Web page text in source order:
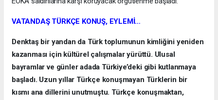
VATANDAŞ TÜRKÇE KONUŞ, EYLEMİ…
Denktaş bir yandan da Türk toplumunun kimliğini yeniden
kazanması için kültürel çalışmalar yürüttü. Ulusal
bayramlar ve günler adada Türkiye’deki gibi kutlanmaya
başladı. Uzun yıllar Türkçe konuşmayan Türklerin bir
kısmı ana dillerini unutmuştu. Türkçe konuşmaktan,